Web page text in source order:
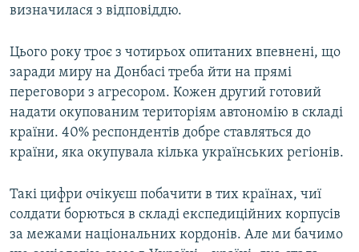
визначилася з відповіддю.
Цього року троє з чотирьох опитаних впевнені, що
заради миру на Донбасі треба йти на прямі
переговори з агресором. Кожен другий готовий
надати окупованим територіям автономію в складі
країни. 40% респондентів добре ставляться до
країни, яка окупувала кілька українських регіонів.
Такі цифри очікуєш побачити в тих країнах, чиї
солдати борються в складі експедиційних корпусів
за межами національних кордонів. Але ми бачимо